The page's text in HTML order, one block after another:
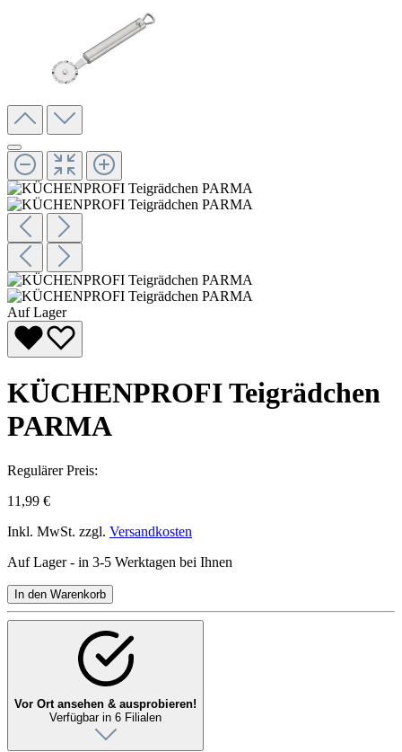
Auf Lager
KÜCHENPROFI Teigrädchen
PARMA
Regulärer Preis:
11,99 €
Inkl. MwSt. zzgl. Versandkosten
Auf Lager - in 3-5 Werktagen bei Ihnen
In den Warenkorb
Vor Ort ansehen & ausprobieren!
Verfügbar in 6 Filialen